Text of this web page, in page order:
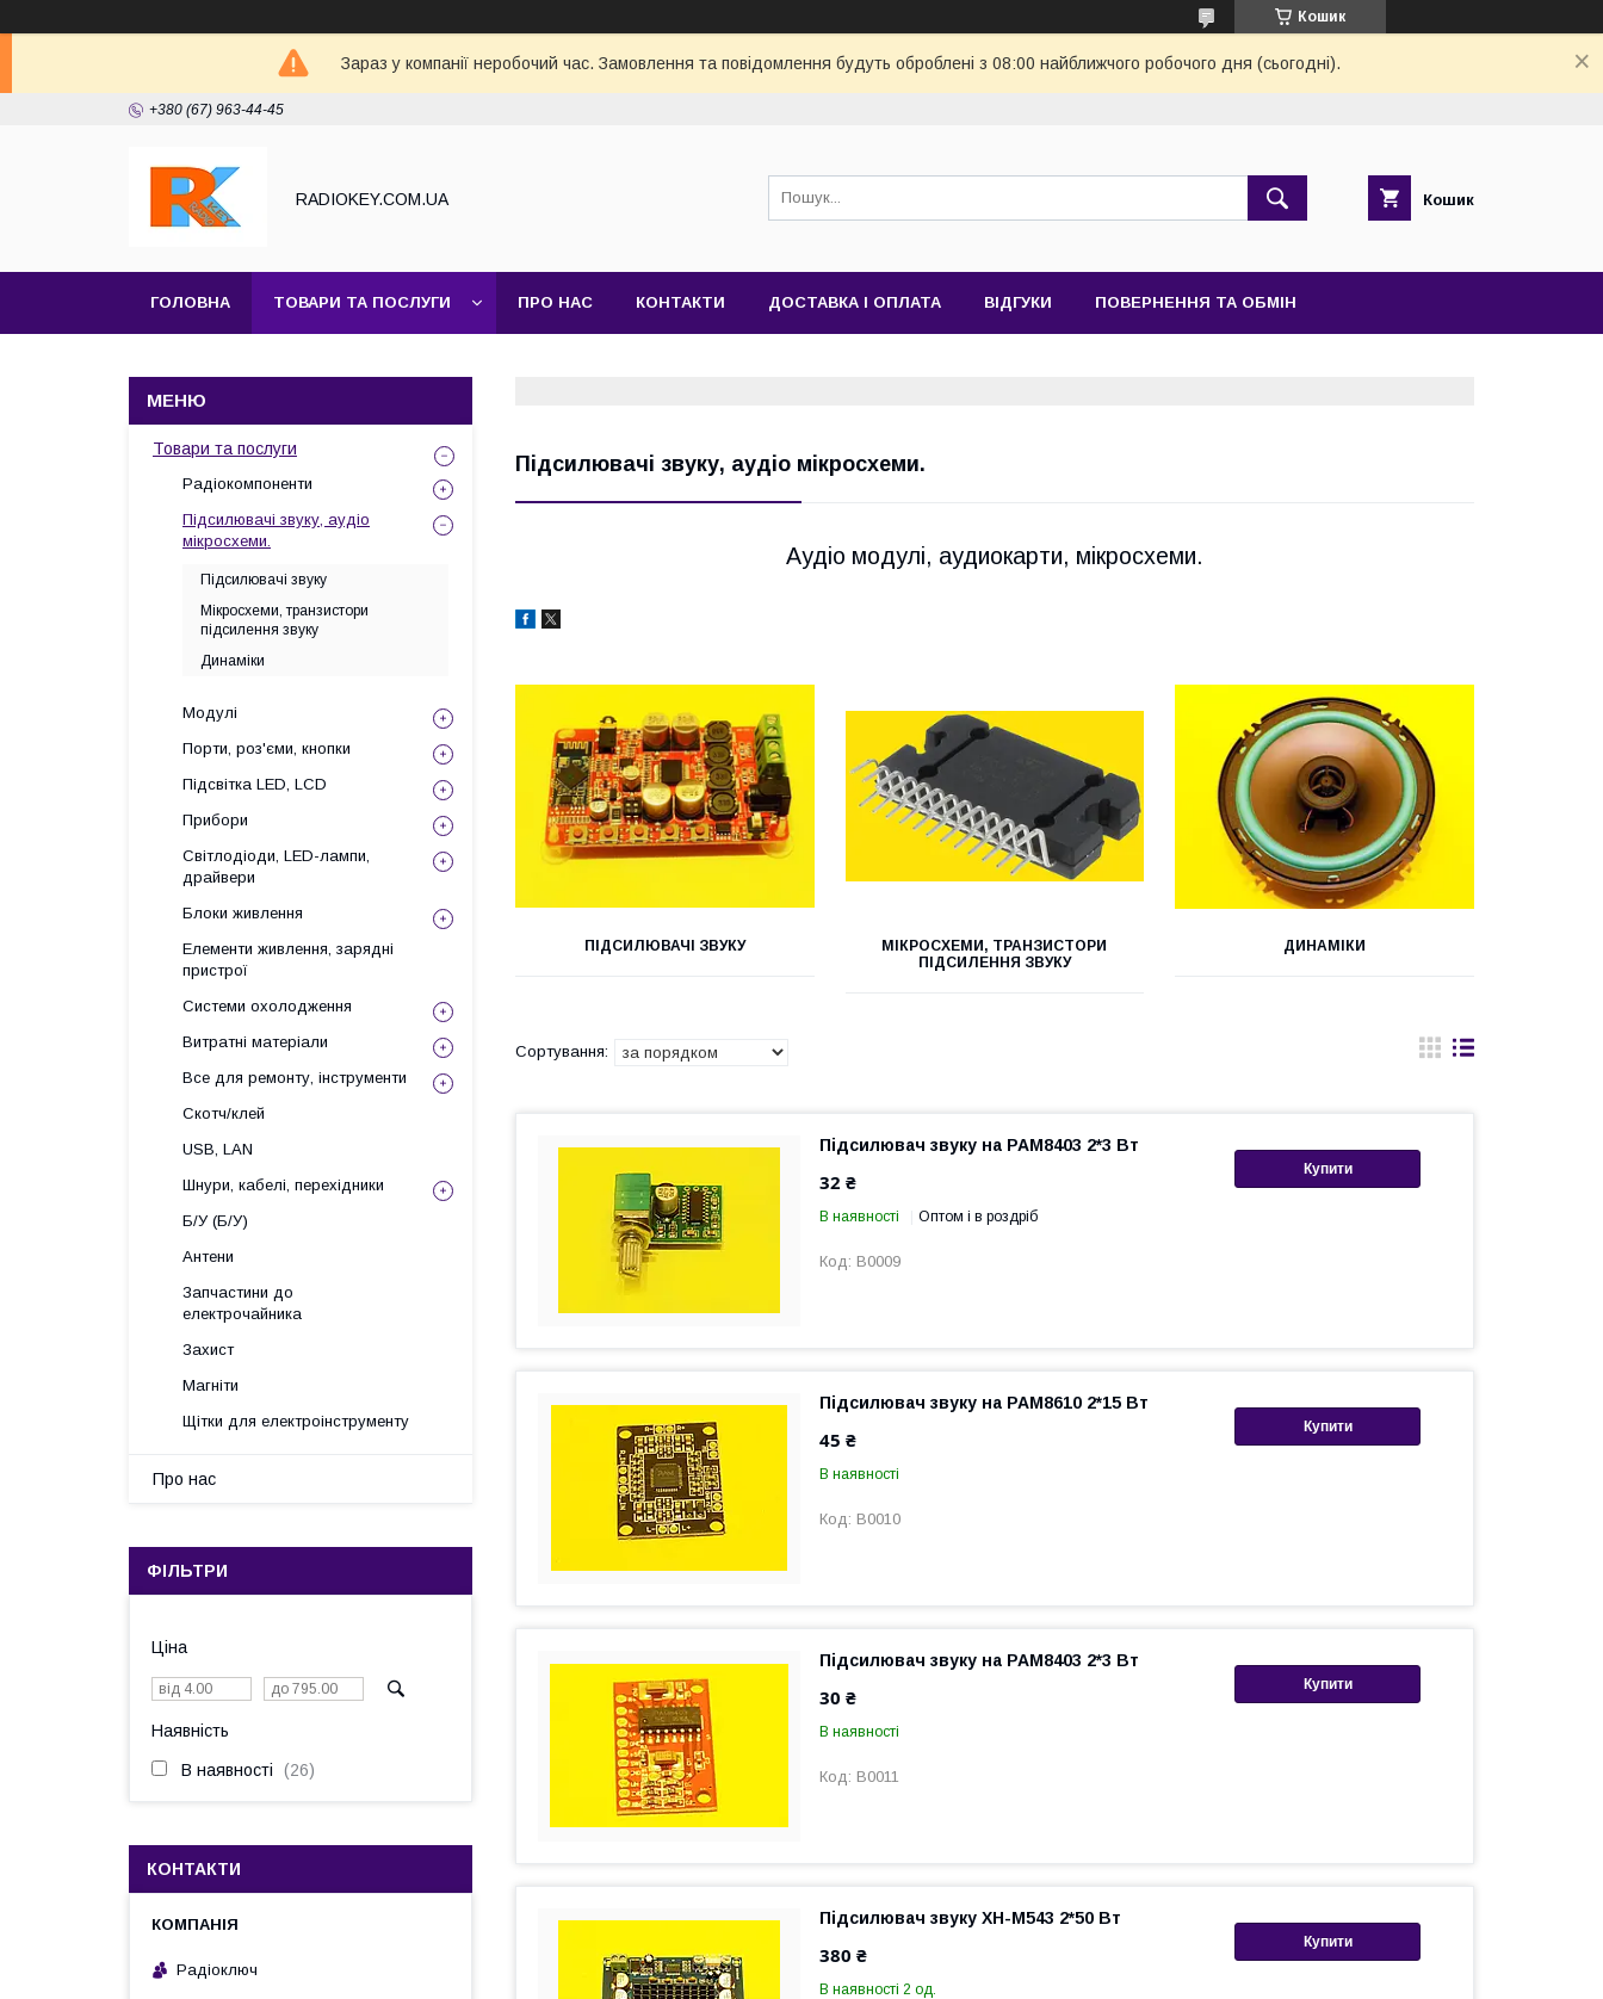
Кошик
Зараз у компанії неробочий час. Замовлення та повідомлення будуть оброблені з 08:00 найближчого робочого дня (сьогодні).
+380 (67) 963-44-45
RADIOKEY.COM.UA Кошик
ГОЛОВНА ТОВАРИ ТА ПОСЛУГИ ПРО НАС КОНТАКТИ ДОСТАВКА І ОПЛАТА ВІДГУКИ ПОВЕРНЕННЯ ТА ОБМІН
Підсилювачі звуку, аудіо мікросхеми.
Аудіо модулі, аудиокарти, мікросхеми.
ПІДСИЛЮВАЧІ ЗВУКУ
МІКРОСХЕМИ, ТРАНЗИСТОРИ
ПІДСИЛЕННЯ ЗВУКУ
ДИНАМІКИ
Купити
Підсилювач звуку на PAM8403 2*3 Вт
32 ₴
В наявності Оптом і в роздріб
B0009
Купити
Підсилювач звуку на PAM8610 2*15 Вт
45 ₴
В наявності
B0010
Купити
Підсилювач звуку на PAM8403 2*3 Вт
30 ₴
В наявності
B0011
Купити
Підсилювач звуку XH-M543 2*50 Вт
380 ₴
В наявності 2 од.
Товари та послуги
Радіокомпоненти
Підсилювачі звуку, аудіо
мікросхеми.
Підсилювачі звуку
Мікросхеми, транзистори
підсилення звуку
Динаміки
Модулі
Порти, роз'єми, кнопки
Підсвітка LED, LCD
Прибори
Світлодіоди, LED-лампи,
драйвери
Блоки живлення
Елементи живлення, зарядні
пристрої
Системи охолодження
Витратні матеріали
Все для ремонту, інструменти
Скотч/клей
USB, LAN
Шнури, кабелі, перехідники
Б/У (Б/У)
Антени
Запчастини до
електрочайника
Захист
Магніти
Щітки для електроінструменту
Про нас
ФІЛЬТРИ
Ціна
Наявність
В наявності 26
КОНТАКТИ
Радіоключ